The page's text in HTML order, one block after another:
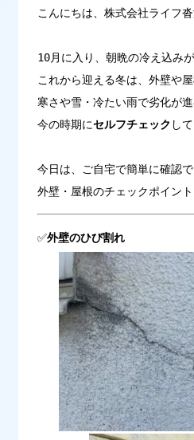
こんにちは、株式会社ライフ
10月に入り、朝晩の冷え込み
これから迎える冬は、外壁や
寒さや雪・冷たい雨で劣化が進
今の時期にセルフチェック し
今日は、ご自宅で簡単に確認
外壁・屋根のチェックポイン
✅外壁のひび割れ